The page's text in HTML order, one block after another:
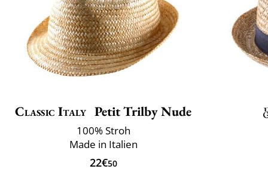
Classic Italy Petit Trilby Nude
100% Stroh
Made in Italien
22€50